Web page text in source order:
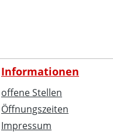
Informationen
offene Stellen
Öffnungszeiten
Impressum